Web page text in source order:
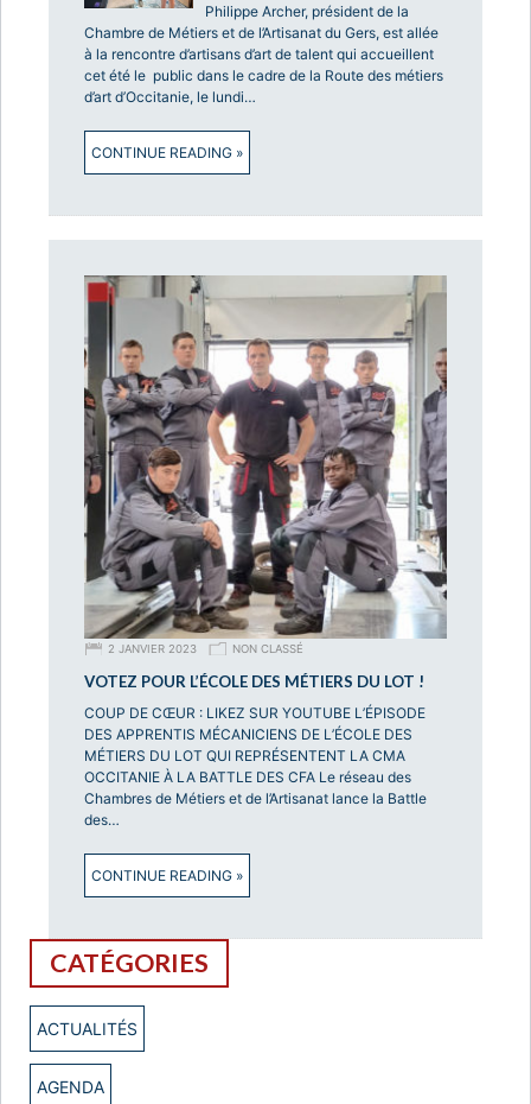
Philippe Archer, président de la
Chambre de Métiers et de l’Artisanat du Gers, est allée
à la rencontre d’artisans d’art de talent qui accueillent
cet été le public dans le cadre de la Route des métiers
d’art d’Occitanie, le lundi…
CONTINUE READING »
2 JANVIER 2023 NON CLASSÉ
VOTEZ POUR L’ÉCOLE DES MÉTIERS DU LOT !
COUP DE CŒUR : LIKEZ SUR YOUTUBE L’ÉPISODE
DES APPRENTIS MÉCANICIENS DE L’ÉCOLE DES
MÉTIERS DU LOT QUI REPRÉSENTENT LA CMA
OCCITANIE À LA BATTLE DES CFA Le réseau des
Chambres de Métiers et de l’Artisanat lance la Battle
des…
CONTINUE READING »
CATÉGORIES
ACTUALITÉS
AGENDA